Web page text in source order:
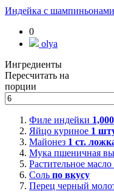
Индейка с
0
olya
Ингредиенты
Пересчитать на
порции
Филе индейки 1,000
Яйцо куриное 1
Майонез 1 ст.
Мука пшеничная
Растительное масло
Соль по вкусу
Перец черный